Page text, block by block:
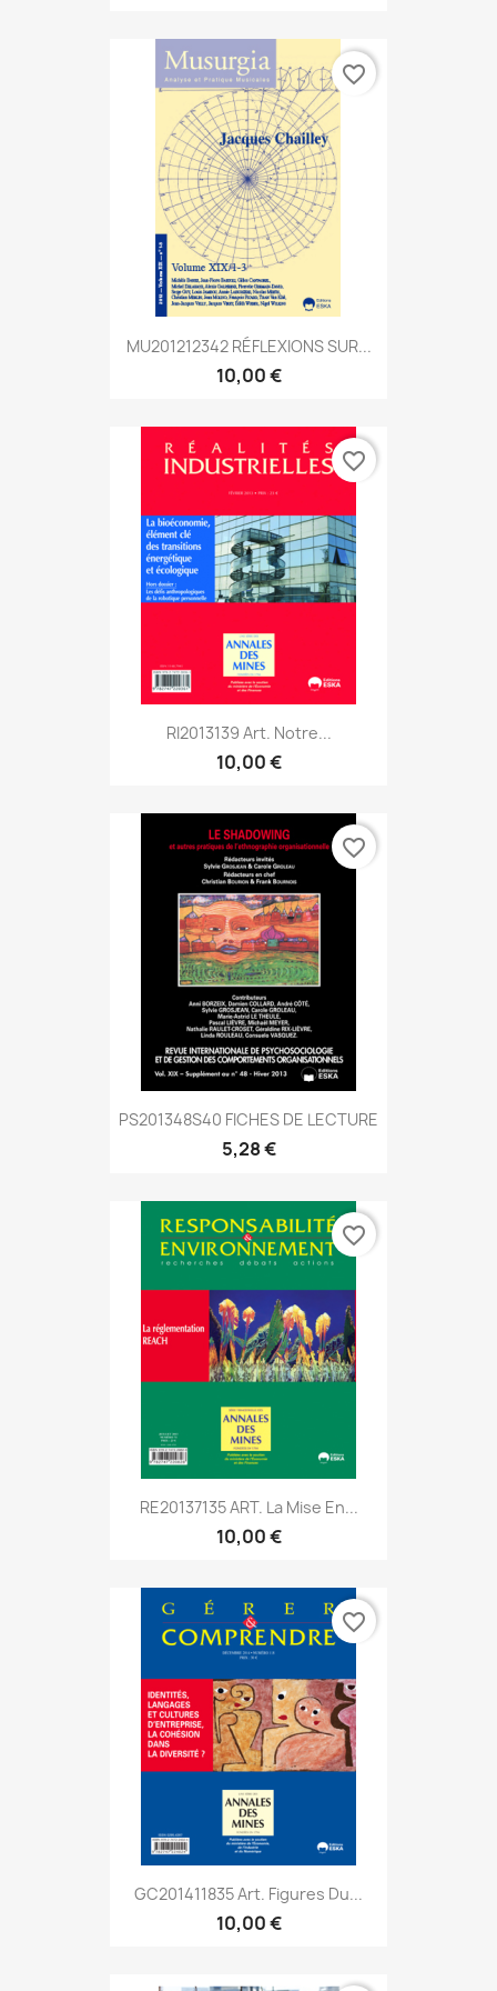
MU201212342 RÉFLEXIONS SUR...
10,00 €
favorite_border
RI2013139 Art. Notre...
10,00 €
favorite_border
PS201348S40 FICHES DE LECTURE
5,28 €
favorite_border
RE20137135 ART. La Mise En...
10,00 €
favorite_border
GC201411835 Art. Figures Du...
10,00 €
favorite_border